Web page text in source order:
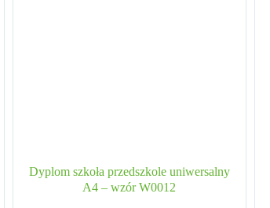
Dyplom szkoła przedszkole uniwersalny
A4 – wzór W0012